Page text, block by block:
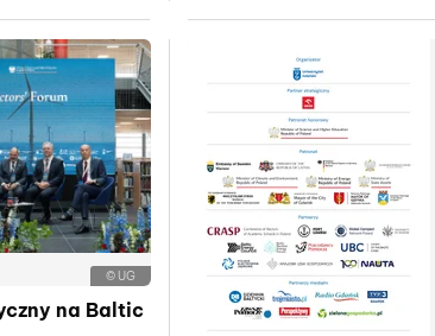
Rector's Forum
Pokaż szczegóły pliku Sławomir
© UG
na Baltic